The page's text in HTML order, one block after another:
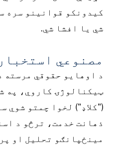
کیدونکو قوانینو سره
شي یا افشا شي.
مصنوعي
د اوهایو حقوقي مرسته
ټیکنالوژۍ کاروي، په
("کلاډ") لخوا چمتو شوي
ذهانت خدمت، ترڅو د
مینځپانګو تحلیل او